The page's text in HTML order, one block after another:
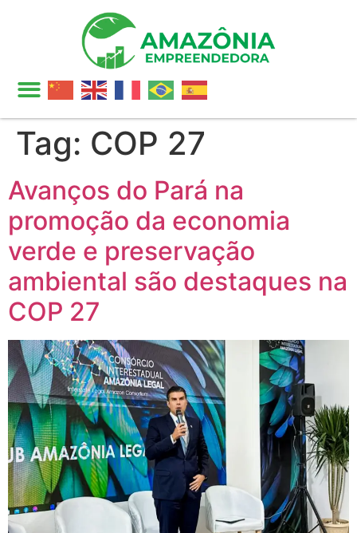
Tag: COP 27
Avanços do Pará na
promoção da economia
verde e preservação
ambiental são destaques na
COP 27